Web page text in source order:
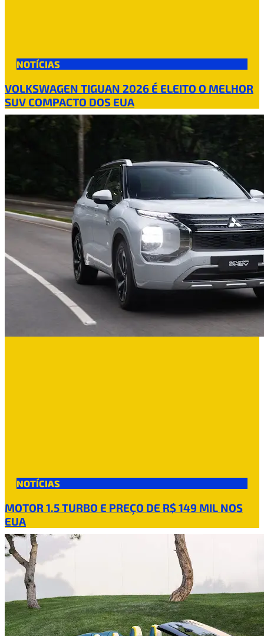
NOTÍCIAS
VOLKSWAGEN TIGUAN 2026 É ELEITO O MELHOR
SUV COMPACTO DOS EUA
NOTÍCIAS
MOTOR 1.5 TURBO E PREÇO DE R$ 149 MIL NOS
EUA